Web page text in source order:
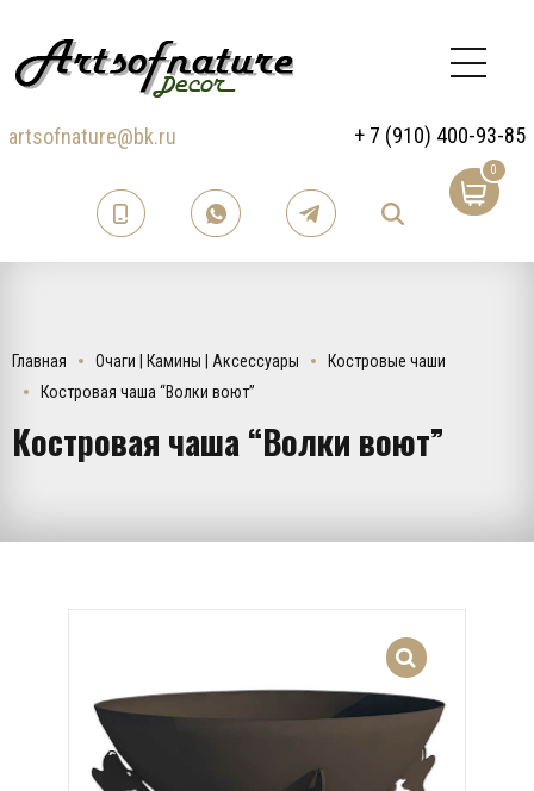
artsofnature@bk.ru + 7 (910) 400-93-85
0
Главная Очаги | Камины | Аксессуары
Костровые чаши
Костровая чаша “Волки воют”
Костровая чаша “Волки воют”